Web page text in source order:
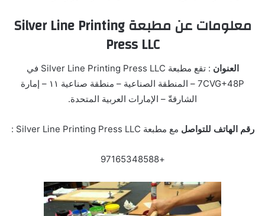
معلومات عن مطبعة Silver Line Printing
Press LLC
العنوان
: تقع مطبعة Silver Line Printing Press LLC في
7CVG+48P – المنطقة الصناعية – منطقة صناعية ١١ – إمارة
الشارقةّ – الإمارات العربية المتحدة.
رقم الهاتف للتواصل مع مطبعة Silver Line Printing Press LLC :
+97165348588